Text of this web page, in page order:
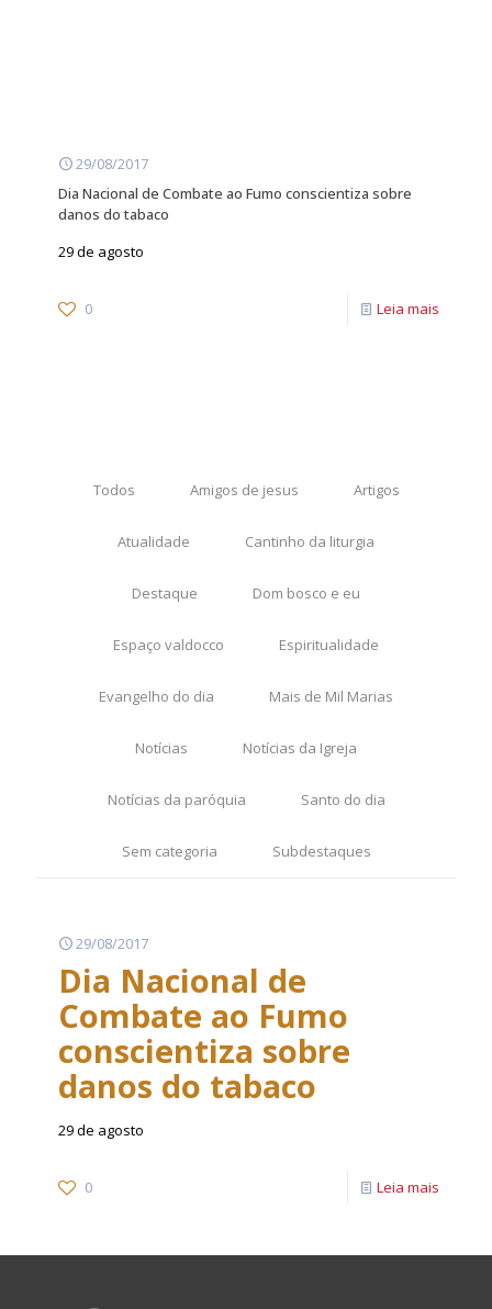
29/08/2017
Dia Nacional de Combate ao Fumo conscientiza sobre
danos do tabaco
29 de agosto
0 Leia mais
Todos Amigos de jesus Artigos
Atualidade Cantinho da liturgia
Destaque Dom bosco e eu
Espaço valdocco Espiritualidade
Evangelho do dia Mais de Mil Marias
Notícias Notícias da Igreja
Notícias da paróquia Santo do dia
Sem categoria Subdestaques
29/08/2017
Dia Nacional de
Combate ao Fumo
conscientiza sobre
danos do tabaco
29 de agosto
0 Leia mais